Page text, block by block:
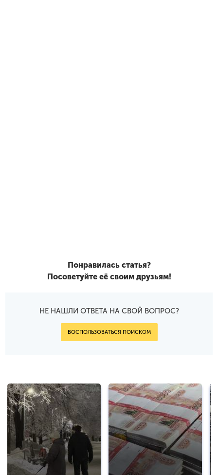
Понравилась статья?
Посоветуйте её своим друзьям!
НЕ НАШЛИ ОТВЕТА НА СВОЙ ВОПРОС?
ВОСПОЛЬЗОВАТЬСЯ ПОИСКОМ